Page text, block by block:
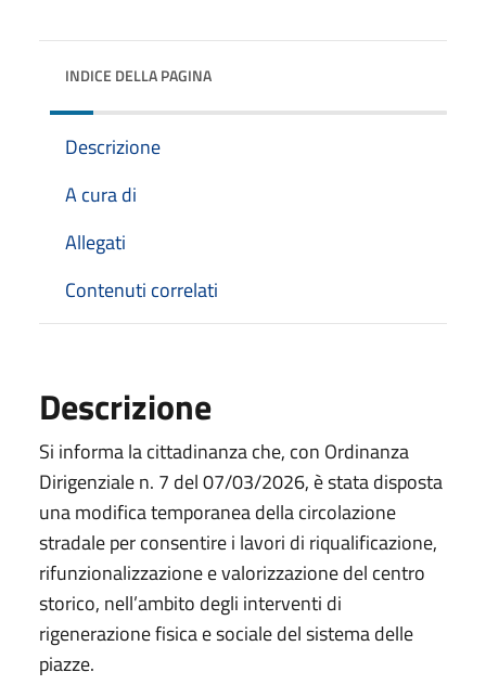
INDICE DELLA PAGINA
Descrizione
A cura di
Allegati
Contenuti correlati
Descrizione
Si informa la cittadinanza che, con Ordinanza
Dirigenziale n. 7 del 07/03/2026, è stata disposta
una modifica temporanea della circolazione
stradale per consentire i lavori di riqualificazione,
rifunzionalizzazione e valorizzazione del centro
storico, nell’ambito degli interventi di
rigenerazione fisica e sociale del sistema delle
piazze.